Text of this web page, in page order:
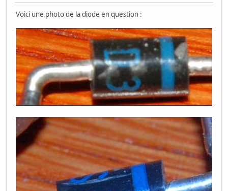
Voici une photo de la diode en question :